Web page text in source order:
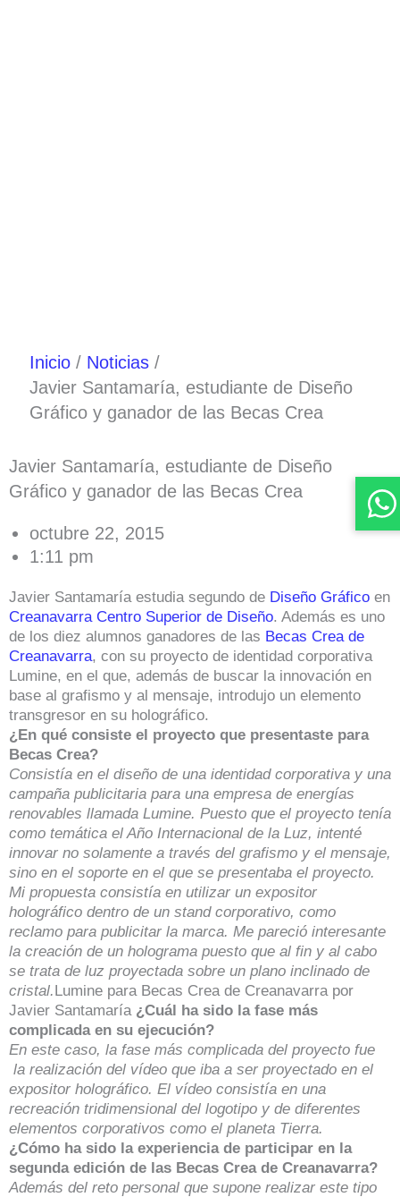
Inicio
Noticias
Javier Santamaría, estudiante de Diseño
Gráfico y ganador de las Becas Crea
Javier Santamaría, estudiante de Diseño
Gráfico y ganador de las Becas Crea
octubre 22, 2015
1:11 pm
Javier Santamaría estudia segundo de Diseño Gráfico en
Creanavarra Centro Superior de Diseño. Además es uno
de los diez alumnos ganadores de las Becas Crea de
Creanavarra, con su proyecto de identidad corporativa
Lumine, en el que, además de buscar la innovación en
base al grafismo y al mensaje, introdujo un elemento
transgresor en su holográfico.
¿En qué consiste el proyecto que presentaste para
Becas Crea?
Consistía en el diseño de una identidad corporativa y una
campaña publicitaria para una empresa de energías
renovables llamada Lumine. Puesto que el proyecto tenía
como temática el Año Internacional de la Luz, intenté
innovar no solamente a través del grafismo y el mensaje,
sino en el soporte en el que se presentaba el proyecto.
Mi propuesta consistía en utilizar un expositor
holográfico dentro de un stand corporativo, como
reclamo para publicitar la marca. Me pareció interesante
la creación de un holograma puesto que al fin y al cabo
se trata de luz proyectada sobre un plano inclinado de
cristal.Lumine para Becas Crea de Creanavarra por
Javier Santamaría ¿Cuál ha sido la fase más
complicada en su ejecución?
En este caso, la fase más complicada del proyecto fue
la realización del vídeo que iba a ser proyectado en el
expositor holográfico. El vídeo consistía en una
recreación tridimensional del logotipo y de diferentes
elementos corporativos como el planeta Tierra.
¿Cómo ha sido la experiencia de participar en la
segunda edición de las Becas Crea de Creanavarra?
Además del reto personal que supone realizar este tipo